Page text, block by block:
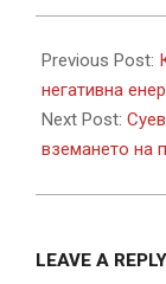
03-
10
Previous Post:
негативна
Next Post:
вземането на
LEAVE A REPLY